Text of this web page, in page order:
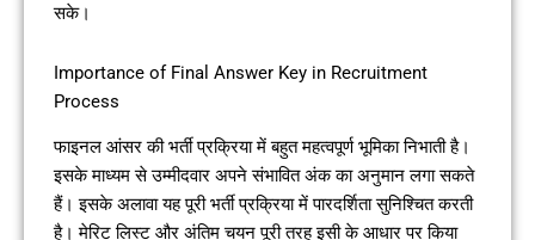
सके।
Importance of Final Answer Key in Recruitment
Process
फाइनल आंसर की भर्ती प्रक्रिया में बहुत महत्वपूर्ण भूमिका निभाती है।
इसके माध्यम से उम्मीदवार अपने संभावित अंक का अनुमान लगा सकते
हैं। इसके अलावा यह पूरी भर्ती प्रक्रिया में पारदर्शिता सुनिश्चित करती
है। मेरिट लिस्ट और अंतिम चयन पूरी तरह इसी के आधार पर किया